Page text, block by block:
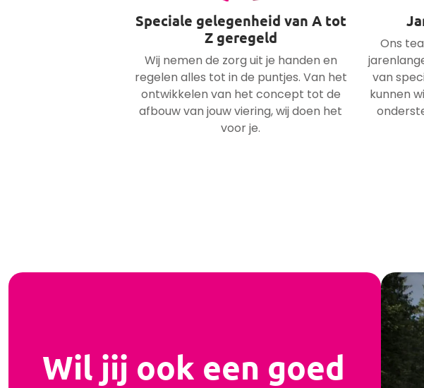
Speciale gelegenheid van A tot
Z geregeld
Wij nemen de zorg uit je handen en
regelen alles tot in de puntjes. Van het
ontwikkelen van het concept tot de
afbouw van jouw viering, wij doen het
voor je.
Ons
van
kunnen
Wil jij ook een goed